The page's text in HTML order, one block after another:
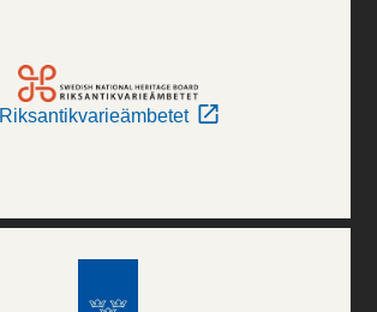
Riksantikvarieämbetet